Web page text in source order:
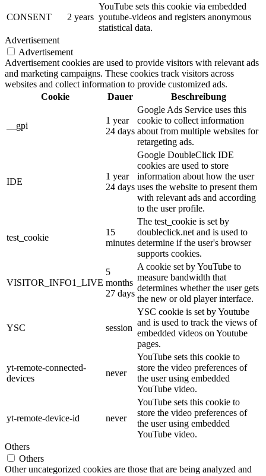
CONSENT 2 years
YouTube sets this cookie via embedded
youtube-videos and registers anonymous
statistical data.
Advertisement
Advertisement
Advertisement cookies are used to provide visitors with relevant ads
and marketing campaigns. These cookies track visitors across
websites and collect information to provide customized ads.
Cookie
Dauer Beschreibung
__gpi
1 year
24 days
Google Ads Service uses this
cookie to collect information
about from multiple websites for
retargeting ads.
IDE
1 year
24 days
Google DoubleClick IDE
cookies are used to store
information about how the user
uses the website to present them
with relevant ads and according
to the user profile.
test_cookie
15
minutes
The test_cookie is set by
doubleclick.net and is used to
determine if the user's browser
supports cookies.
VISITOR_INFO1_LIVE
5
months
27 days
A cookie set by YouTube to
measure bandwidth that
determines whether the user gets
the new or old player interface.
YSC session
YSC cookie is set by Youtube
and is used to track the views of
embedded videos on Youtube
pages.
yt-remote-connected-
devices
never
YouTube sets this cookie to
store the video preferences of
the user using embedded
YouTube video.
yt-remote-device-id never
YouTube sets this cookie to
store the video preferences of
the user using embedded
YouTube video.
Others
Others
Other uncategorized cookies are those that are being analyzed and